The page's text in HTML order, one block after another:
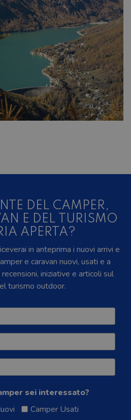
DEL CAMPER,
E DEL TURISMO
APERTA?
in anteprima i nuovi arrivi e
e caravan nuovi, usati e a
iniziative e articoli sul
turismo outdoor.
sei interessato?
Camper Usati